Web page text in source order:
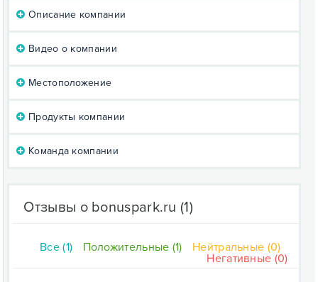
Описание компании
Видео о компании
Местоположение
Продукты компании
Команда компании
Отзывы о bonuspark.ru (1)
Все (1) Положительные (1)
Нейтральные (0)
Негативные (0)